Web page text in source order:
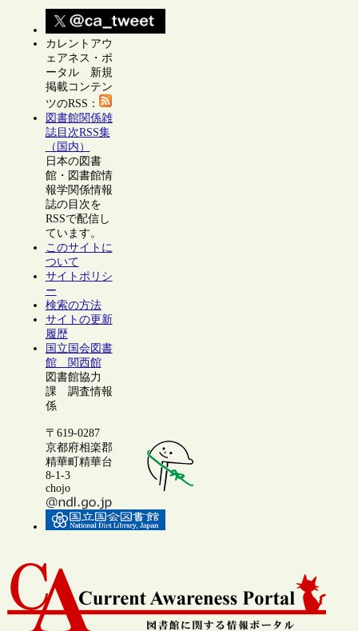
カレントアウ
ェアネス・ポ
ータル 新規
掲載コンテン
ツのRSS：
図書館関係雑
誌目次RSS集
（国内）
日本の図書
館・図書館情
報学関係情報
誌の目次を
RSSで配信し
ています。
このサイトに
ついて
サイトポリシ
ー
検索の方法
サイトの更新
履歴
国立国会図書
館 関西館
図書館協力
課 調査情報
係
〒619-0287
京都府相楽郡
精華町精華台
8-1-3
chojo